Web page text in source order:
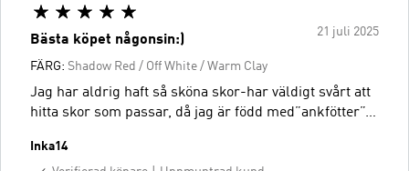
21 juli 2025
Bästa köpet någonsin:)
FÄRG: Shadow Red / Off White / Warm Clay
Jag har aldrig haft så sköna skor-har väldigt svårt att
hitta skor som passar, då jag är född med”ankfötter”…
Inka14